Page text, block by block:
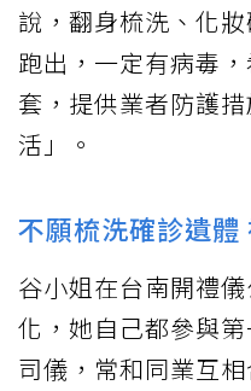
說，翻身梳洗、化
跑出，一定有病毒
套，提供業者防護
活」。
不願梳洗確診遺體
谷小姐在台南開禮
化，她自己都參與
司儀，常和同業互